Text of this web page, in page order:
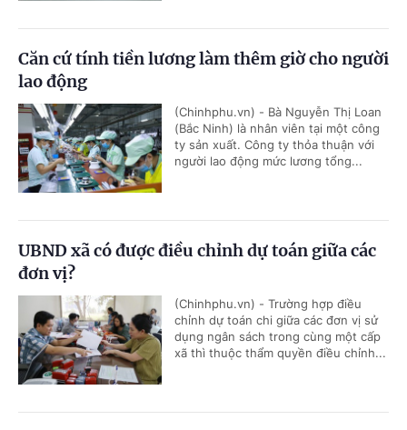
Căn cứ tính tiền lương làm thêm giờ cho người
lao động
(Chinhphu.vn) - Bà Nguyễn Thị Loan
(Bắc Ninh) là nhân viên tại một công
ty sản xuất. Công ty thỏa thuận với
người lao động mức lương tổng...
UBND xã có được điều chỉnh dự toán giữa các
đơn vị?
(Chinhphu.vn) - Trường hợp điều
chỉnh dự toán chi giữa các đơn vị sử
dụng ngân sách trong cùng một cấp
xã thì thuộc thẩm quyền điều chỉnh...